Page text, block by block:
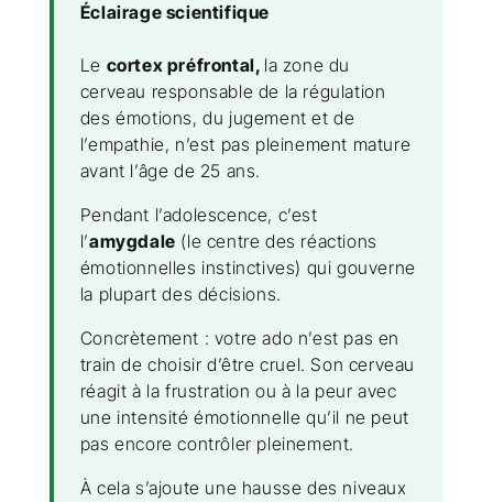
Éclairage scientifique
Le cortex préfrontal, la zone du
cerveau responsable de la régulation
des émotions, du jugement et de
l’empathie, n’est pas pleinement mature
avant l’âge de 25 ans.
Pendant l’adolescence, c’est
l’amygdale (le centre des réactions
émotionnelles instinctives) qui gouverne
la plupart des décisions.
Concrètement : votre ado n’est pas en
train de choisir d’être cruel. Son cerveau
réagit à la frustration ou à la peur avec
une intensité émotionnelle qu’il ne peut
pas encore contrôler pleinement.
À cela s’ajoute une hausse des niveaux